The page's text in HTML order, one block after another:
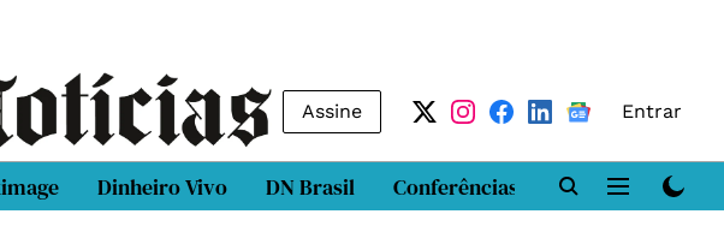
Assine Entrar
Dinheiro Vivo DN Brasil Conferências DN LAB